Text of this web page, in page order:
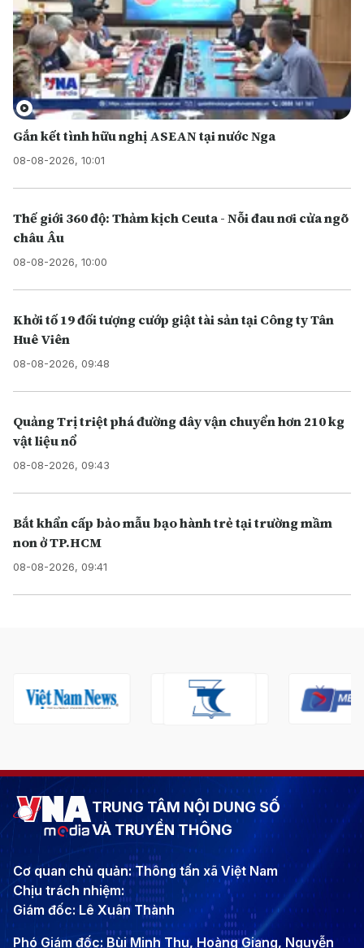
Gắn kết tình hữu nghị ASEAN tại nước Nga
08-08-2026, 10:01
Thế giới 360 độ: Thảm kịch Ceuta - Nỗi đau nơi cửa ngõ
châu Âu
08-08-2026, 10:00
Khởi tố 19 đối tượng cướp giật tài sản tại Công ty Tân
Huê Viên
08-08-2026, 09:48
Quảng Trị triệt phá đường dây vận chuyển hơn 210 kg
vật liệu nổ
08-08-2026, 09:43
Bắt khẩn cấp bảo mẫu bạo hành trẻ tại trường mầm
non ở TP.HCM
08-08-2026, 09:41
TRUNG TÂM NỘI DUNG SỐ
VÀ TRUYỀN THÔNG
Cơ quan chủ quản: Thông tấn xã Việt Nam
Chịu trách nhiệm:
Giám đốc: Lê Xuân Thành
Phó Giám đốc: Bùi Minh Thu, Hoàng Giang, Nguyễn